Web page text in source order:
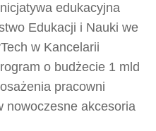
edukacyjna
Edukacji i Nauki we
w Kancelarii
o budżecie 1 mld
pracowni
nowoczesne akcesoria